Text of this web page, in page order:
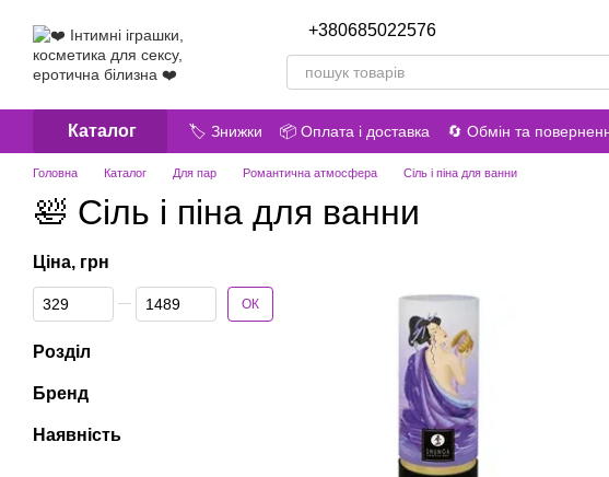
+380685022576
Каталог 🏷️ Знижки 📦 Оплата і доставка 🔄 Обмін та
😎 Про нас
📝 Відгуки про магазин
Головна Каталог Для пар Романтична атмосфера Сіль і піна для ванни
🛀 Сіль і піна для ванни
Ціна, грн
Від Ціна, грн
До Ціна, грн ОК
Розділ
Бренд
Наявність